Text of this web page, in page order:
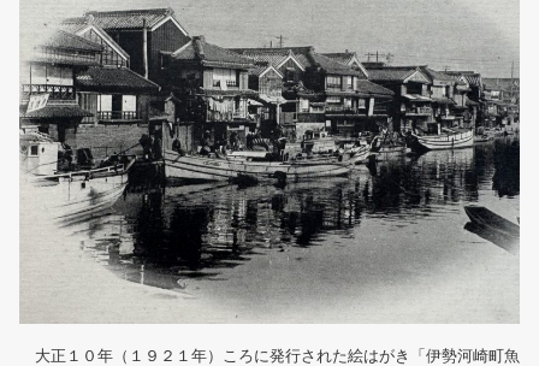
大正１０年（１９２１年）ころに発行された絵はがき「伊勢河崎町魚